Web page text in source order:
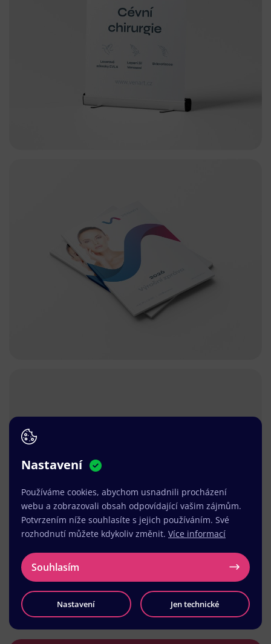
Načíst další
Nastavení
Používáme cookies, abychom usnadnili procházení
webu a zobrazovali obsah odpovídající vašim zájmům.
Potvrzením níže souhlasíte s jejich používáním. Své
rozhodnutí můžete kdykoliv změnit. Více informací
Souhlasím
Nastavení Jen technické